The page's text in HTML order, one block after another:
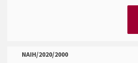
NAIH/2020/2000